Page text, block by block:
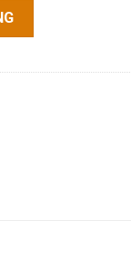
Đen) (100g) số